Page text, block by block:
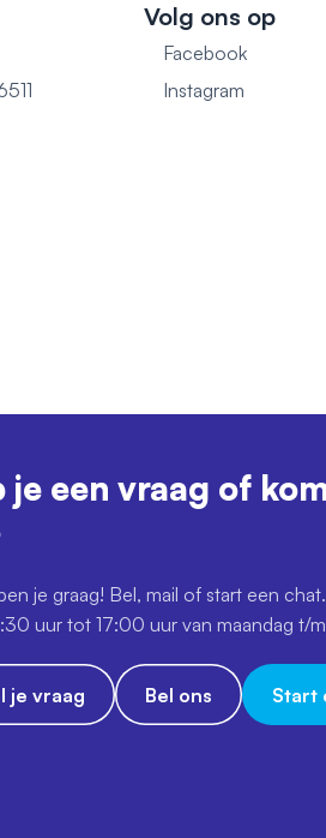
Volg ons op
Facebook
Instagram
je een vraag of
je graag! Bel, mail of start een
uur tot 17:00 uur van maandag t/
je vraag Bel ons Start